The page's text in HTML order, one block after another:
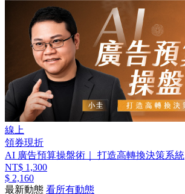
線上
領券現折
AI 廣告預算操盤術｜ 打造高轉換決策系統
NT$ 1,300
$ 2,160
最新動態 看所有動態